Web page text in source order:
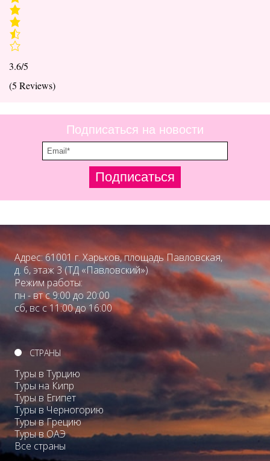
3.6/5
(5 Reviews)
Подписаться на новости
Подписаться
Адрес: 61001 г. Харьков, площадь Павловская,
д. 6, этаж 3 (ТД «Павловский»)
Режим работы:
пн - вт с 9:00 до 20:00
сб, вс с 11:00 до 16:00
СТРАНЫ
Туры в Турцию
Туры на Кипр
Туры в Египет
Туры в Черногорию
Туры в Грецию
Туры в ОАЭ
Все страны